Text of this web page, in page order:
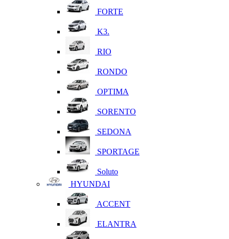
FORTE
K3.
RIO
RONDO
OPTIMA
SORENTO
SEDONA
SPORTAGE
Soluto
HYUNDAI
ACCENT
ELANTRA